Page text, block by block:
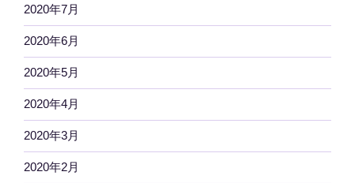
2020年7月
2020年6月
2020年5月
2020年4月
2020年3月
2020年2月